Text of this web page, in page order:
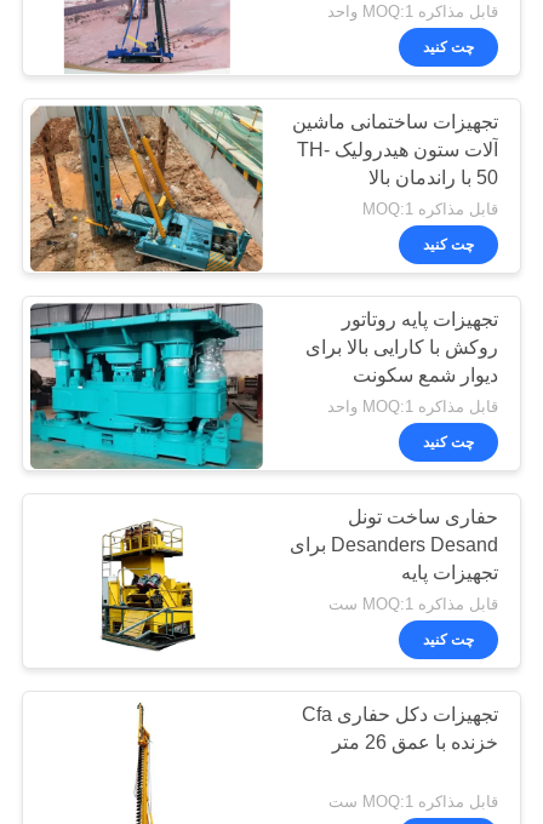
الان
چت
COMPANY
NEWS
نقشه
سایت
حریم
خصوصی
قابل مذاکره MOQ:1 واحد
چت کنید
تجهیزات ساختمانی ماشین
آلات ستون هیدرولیک TH-
50 با راندمان بالا
قابل مذاکره MOQ:1
چت کنید
تجهیزات پایه روتاتور
روکش با کارایی بالا برای
دیوار شمع سکونت
قابل مذاکره MOQ:1 واحد
چت کنید
حفاری ساخت تونل
Desanders Desand برای
تجهیزات پایه
قابل مذاکره MOQ:1 ست
چت کنید
تجهیزات دکل حفاری Cfa
خزنده با عمق 26 متر
قابل مذاکره MOQ:1 ست